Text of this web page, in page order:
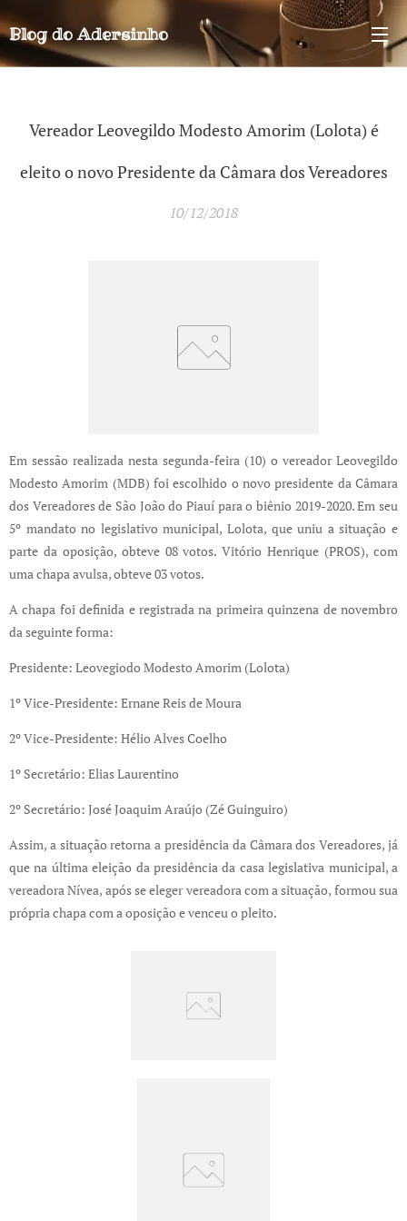
Blog doAdersinho
Vereador Leovegildo Modesto Amorim (Lolota) é
eleito o novo Presidente da Câmara dos Vereadores
10/12/2018
Em sessão realizada nesta segunda-feira (10) o vereador Leovegildo
Modesto Amorim (MDB) foi escolhido o novo presidente da Câmara
dos Vereadores de São João do Piauí para o biênio 2019-2020. Em seu
5º mandato no legislativo municipal, Lolota, que uniu a situação e
parte da oposição, obteve 08 votos. Vitório Henrique (PROS), com
uma chapa avulsa, obteve 03 votos.
A chapa foi definida e registrada na primeira quinzena de novembro
da seguinte forma:
Presidente: Leovegiodo Modesto Amorim (Lolota)
1º Vice-Presidente: Ernane Reis de Moura
2º Vice-Presidente: Hélio Alves Coelho
1º Secretário: Elias Laurentino
2º Secretário: José Joaquim Araújo (Zé Guinguiro)
Assim, a situação retorna a presidência da Câmara dos Vereadores, já
que na última eleição da presidência da casa legislativa municipal, a
vereadora Nívea, após se eleger vereadora com a situação, formou sua
própria chapa com a oposição e venceu o pleito.